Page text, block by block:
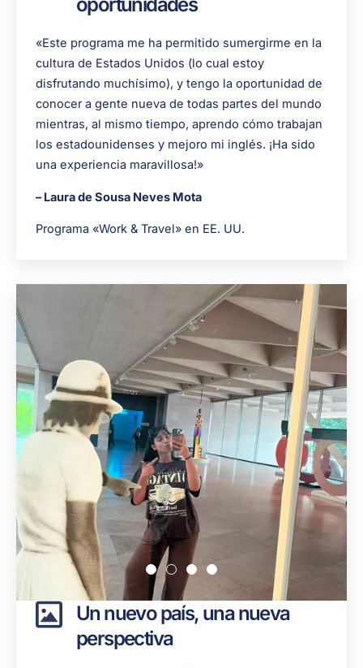
«Este programa me ha permitido sumergirme en la
cultura de Estados Unidos (lo cual estoy
disfrutando muchísimo), y tengo la oportunidad de
conocer a gente nueva de todas partes del mundo
mientras, al mismo tiempo, aprendo cómo trabajan
los estadounidenses y mejoro mi inglés. ¡Ha sido
una experiencia maravillosa!»
– Laura de Sousa Neves Mota
Programa «Work & Travel» en EE. UU.
Un nuevo país, una nueva
perspectiva